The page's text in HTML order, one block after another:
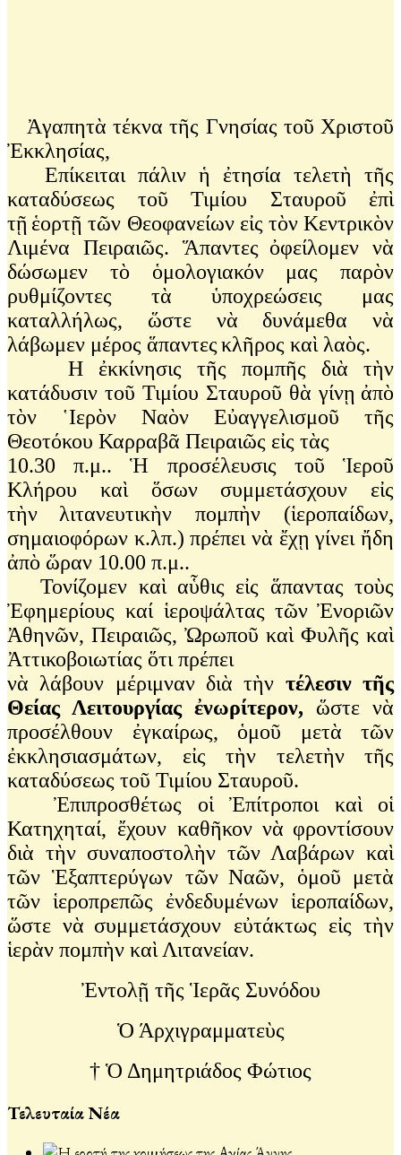
Ἀγαπητὰ τέκνα τῆς Γνησίας τοῦ Χριστοῦ
Ἐκκλησίας,
Eπίκειται πάλιν ἡ ἐτησία τελετὴ τῆς
καταδύσεως τοῦ Τιμίου Σταυροῦ ἐπὶ
τῇ ἑορτῇ τῶν Θεοφανείων εἰς τὸν Κεντρικὸν
Λιμένα Πειραιῶς. Ἅπαντες ὀφείλομεν νὰ
δώσωμεν τὸ ὁμολογιακόν μας παρὸν
ρυθμίζοντες τὰ ὑποχρεώσεις μας
καταλλήλως, ὥστε νὰ δυνάμεθα νὰ
λάβωμεν μέρος ἅπαντεςκλῆρος καὶ λαὸς.
Η ἐκκίνησις τῆς πομπῆς διὰ τὴν
κατάδυσιν τοῦ Τιμίου Σταυροῦ θὰ γίνῃ ἀπὸ
τὸν ῾Ιερὸν Ναὸν Εὐαγγελισμοῦ τῆς
Θεοτόκου Καρραβᾶ Πειραιῶς εἰς τὰς
10.30 π.μ.. Ἡ προσέλευσις τοῦ Ἱεροῦ
Κλήρου καὶ ὅσων συμμετάσχουν εἰς
τὴν
λιτανευτικὴν πομπὴν (ἱεροπαίδων,
σημαιοφόρων κ.λπ.) πρέπει νὰ ἔχῃ γίνει ἤδη
ἀπὸ ὥραν 10.00 π.μ..
Τονίζομεν καὶ αὗθις εἰς ἅπαντας τοὺς
Ἐφημερίους καί ἱεροψάλτας τῶν Ἐνοριῶν
Ἀθηνῶν, Πειραιῶς, Ὠρωποῦ καὶ Φυλῆς καὶ
Ἀττικοβοιωτίας ὅτι πρέπει
νὰ λάβουν μέριμναν διὰ τὴν τέλεσιν τῆς
Θείας Λειτουργίας ἐνωρίτερον, ὥστε νὰ
προσέλθουν ἐγκαίρως, ὁμοῦ μετὰ τῶν
ἐκκλησιασμάτων, εἰς τὴν τελετὴν τῆς
καταδύσεως τοῦ Τιμίου Σταυροῦ.
Ἐπιπροσθέτως οἱ Ἐπίτροποι καὶ οἱ
Κατηχηταί, ἔχουν καθῆκον νὰ φροντίσουν
διὰ τὴν συναποστολὴν τῶν Λαβάρων καὶ
τῶν Ἑξαπτερύγων τῶν Ναῶν, ὁμοῦ μετὰ
τῶν ἱεροπρεπῶς ἐνδεδυμένων ἱεροπαίδων,
ὥστε νὰ συμμετάσχουν εὐτάκτως εἰς τὴν
ἱερὰν πομπὴν καὶ Λιτανείαν.
Ἐντολῇ τῆς Ἱερᾶς Συνόδου
Ὁ Άρχιγραμματεὺς
† Ὁ Δημητριάδος Φώτιος
Τελευταία Νέα